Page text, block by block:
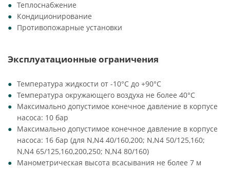
Теплоснабжение
Кондиционирование
Противопожарные установки
Эксплуатационные ограничения
Температура жидкости от -10°C до +90°C
Температура окружающего воздуха не более 40°C
Максимально допустимое конечное давление в корпусе
насоса: 10 бар
Максимально допустимое конечное давление в корпусе
насоса: 16 бар (для N,N4 40/160,200; N,N4 50/125,160;
N,N4 65/125,160,200,250; N,N4 80/160)
Манометрическая высота всасывания не более 7 м